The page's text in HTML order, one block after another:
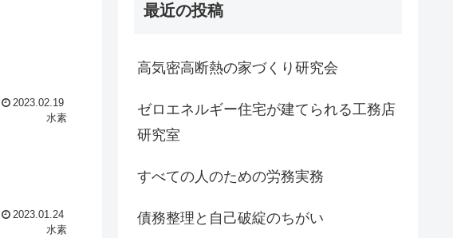
2023.02.19
水素
2023.01.24
水素
最近の投稿
高気密高断熱の家づくり研究会
ゼロエネルギー住宅が建てられる工務店
研究室
すべての人のための労務実務
債務整理と自己破綻のちがい